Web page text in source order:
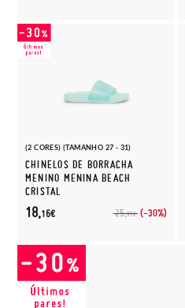
(2 CORES) (TAMANHO 27 - 31)
CHINELOS DE BORRACHA
MENINO MENINA BEACH
CRISTAL
25,95€ (-30%)
18,16€